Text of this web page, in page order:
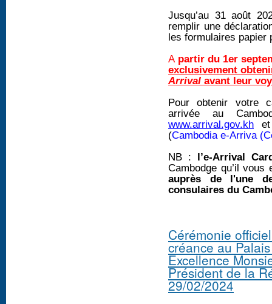
Jusqu’au 31 août
remplir une
les formulaires papier
Apartir du 1er
exclusivement
Arrival avant leur
Pour obtenir votre
arrivée au
www.arrival.gov.kh
(Cambodia e-Arriva
NB : l’e-Arrival
Cambodge qu’il vous
auprès de l'une
consulaires du
Cérémonie
créance au
Excellence
Président de la
29/02/2024